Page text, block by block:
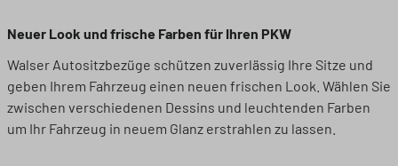
Neuer Look und frische Farben für Ihren PKW
Walser Autositzbezüge schützen zuverlässig Ihre Sitze und
geben Ihrem Fahrzeug einen neuen frischen Look. Wählen Sie
zwischen verschiedenen Dessins und leuchtenden Farben
um Ihr Fahrzeug in neuem Glanz erstrahlen zu lassen.